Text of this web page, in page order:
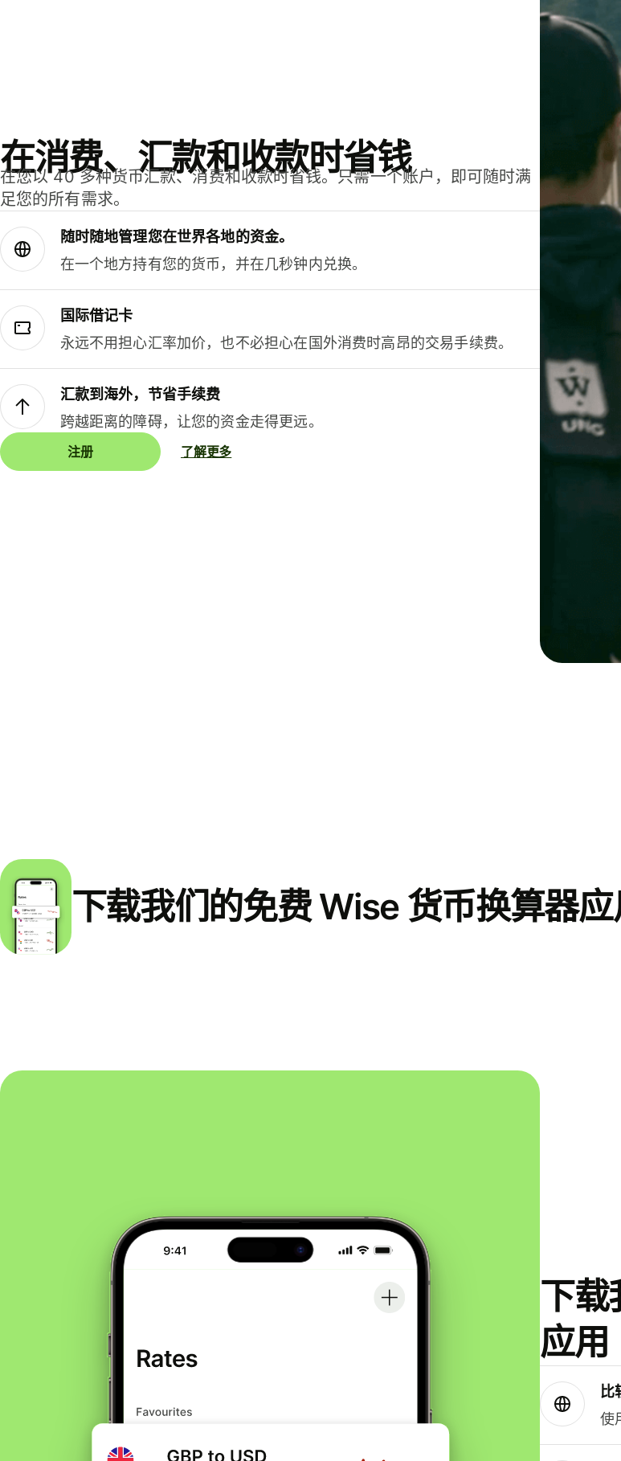
在消费、汇款和收款时省钱
在您以 40 多种货币汇款、消费和收款时省钱。只需一个账户，即可随时满
足您的所有需求。
随时随地管理您在世界各地的资金。
在一个地方持有您的货币，并在几秒钟内兑换。
国际借记卡
永远不用担心汇率加价，也不必担心在国外消费时高昂的交易手续费。
汇款到海外，节省手续费
跨越距离的障碍，让您的资金走得更远。
注册 了解更多
下载我们的免费 Wise 货币换算器
下载
应用
比
使